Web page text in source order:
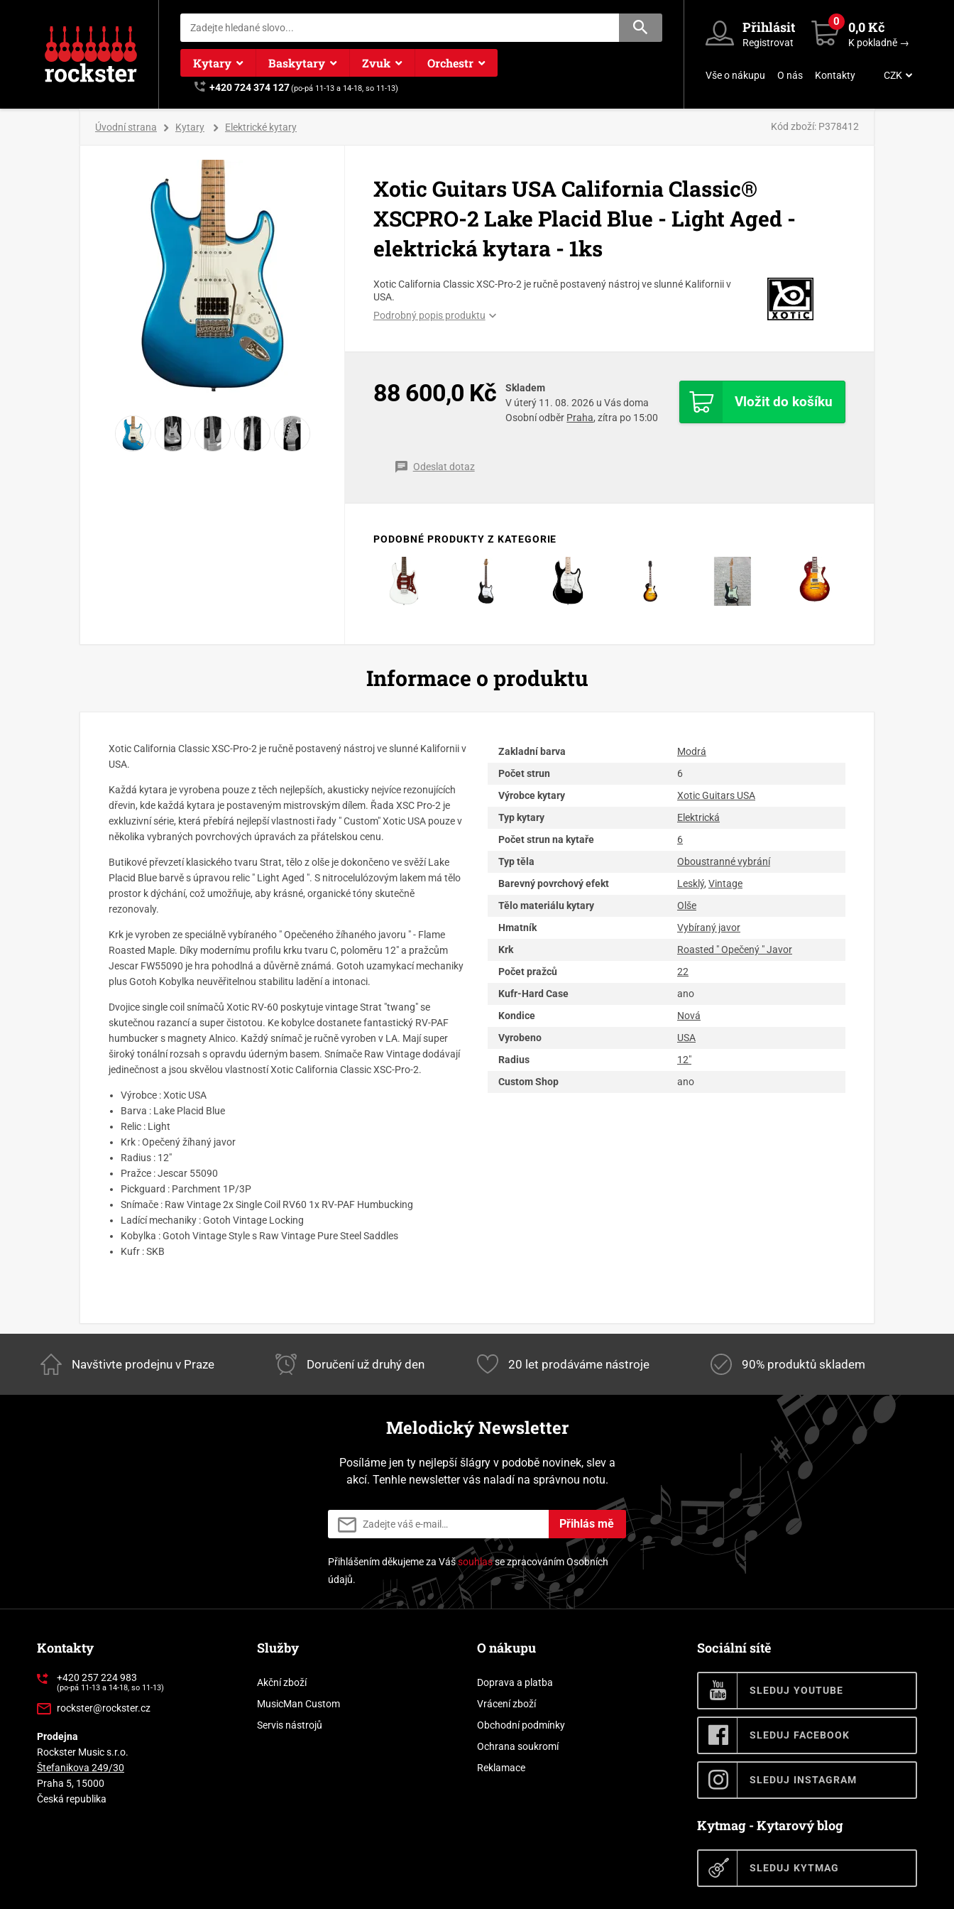
Kytary Baskytary Zvuk Orchestr
+420 724 374 127(po-pá 11-13 a 14-18, so 11-13)
Přihlásit
Registrovat
0 0,0 Kč
K pokladně →
Vše o nákupu O nás Kontakty CZK
Úvodní strana Kytary Elektrické kytary Kód zboží: P378412
Xotic Guitars USA California Classic®
XSCPRO-2 Lake Placid Blue - Light Aged -
elektrická kytara - 1ks
Xotic California Classic XSC-Pro-2 je ručně postavený nástroj ve slunné Kalifornii v
USA.
Podrobný popis produktu
88 600,0 Kč Vložit do košíku
Skladem
V úterý 11. 08. 2026 u Vás doma
Osobní odběr Praha, zítra po 15:00
Odeslat dotaz
PODOBNÉ PRODUKTY Z KATEGORIE
Informace o produktu
Xotic California Classic XSC-Pro-2 je ručně postavený nástroj ve slunné Kalifornii v
USA.
Každá kytara je vyrobena pouze z těch nejlepších, akusticky nejvíce rezonujících
dřevin, kde každá kytara je postaveným mistrovským dílem. Řada XSC Pro-2 je
exkluzivní série, která přebírá nejlepší vlastnosti řady " Custom" Xotic USA pouze v
několika vybraných povrchových úpravách za přátelskou cenu.
Butikové převzetí klasického tvaru Strat, tělo z olše je dokončeno ve svěží Lake
Placid Blue barvě s úpravou relic " Light Aged ". S nitrocelulózovým lakem má tělo
prostor k dýchání, což umožňuje, aby krásné, organické tóny skutečně
rezonovaly.
Krk je vyroben ze speciálně vybíraného " Opečeného žíhaného javoru " - Flame
Roasted Maple. Díky modernímu profilu krku tvaru C, poloměru 12" a pražcům
Jescar FW55090 je hra pohodlná a důvěrně známá. Gotoh uzamykací mechaniky
plus Gotoh Kobylka neuvěřitelnou stabilitu ladění a intonaci.
Dvojice single coil snímačů Xotic RV-60 poskytuje vintage Strat "twang" se
skutečnou razancí a super čistotou. Ke kobylce dostanete fantastický RV-PAF
humbucker s magnety Alnico. Každý snímač je ručně vyroben v LA. Mají super
široký tonální rozsah s opravdu úderným basem. Snímače Raw Vintage dodávají
jedinečnost a jsou skvělou vlastností Xotic California Classic XSC-Pro-2.
Výrobce : Xotic USA
Barva : Lake Placid Blue
Relic : Light
Krk : Opečený žíhaný javor
Radius : 12"
Pražce : Jescar 55090
Pickguard : Parchment 1P/3P
Snímače : Raw Vintage 2x Single Coil RV60 1x RV-PAF Humbucking
Ladící mechaniky : Gotoh Vintage Locking
Kobylka : Gotoh Vintage Style s Raw Vintage Pure Steel Saddles
Kufr : SKB
Zakladní barva
Modrá
Počet strun
6
Výrobce kytary
Xotic Guitars USA
Typ kytary
Elektrická
Počet strun na kytaře
6
Typ těla
Oboustranné vybrání
Barevný povrchový efekt
Lesklý, Vintage
Tělo materiálu kytary
Olše
Hmatník
Vybíraný javor
Krk
Roasted " Opečený " Javor
Počet pražců
22
Kufr-Hard Case
ano
Kondice
Nová
Vyrobeno
USA
Radius
12"
Custom Shop
ano
Navštivte prodejnu v Praze Doručení už druhý den 20 let prodáváme nástroje 90% produktů skladem
Melodický Newsletter
Posíláme jen ty nejlepší šlágry v podobě novinek, slev a
akcí. Tenhle newsletter vás naladí na správnou notu.
Přihlás mě
Přihlášením děkujeme za Vášsouhlasse zpracováním Osobních
údajů.
Kontakty
+420 257 224 983
(po-pá 11-13 a 14-18, so 11-13)
rockster@rockster.cz
Prodejna
Rockster Music s.r.o.
Štefanikova 249/30
Praha 5, 15000
Česká republika
Služby
Akční zboží
MusicMan Custom
Servis nástrojů
O nákupu
Doprava a platba
Vrácení zboží
Obchodní podmínky
Ochrana soukromí
Reklamace
Sociální sítě
SLEDUJ YOUTUBE
SLEDUJ FACEBOOK
SLEDUJ INSTAGRAM
Kytmag - Kytarový blog
SLEDUJ KYTMAG